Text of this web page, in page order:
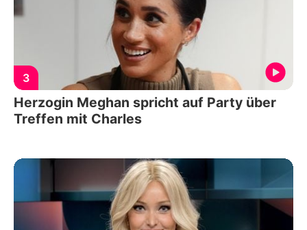
3
Herzogin Meghan spricht auf Party über
Treffen mit Charles